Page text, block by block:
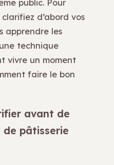
public. Pour
d’abord vos
apprendre les
technique
vivre un moment
faire le bon
avant de
de pâtisserie